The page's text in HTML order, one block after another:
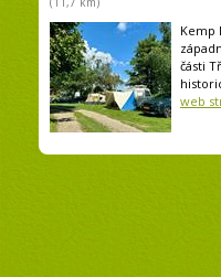
Kemp
části
web